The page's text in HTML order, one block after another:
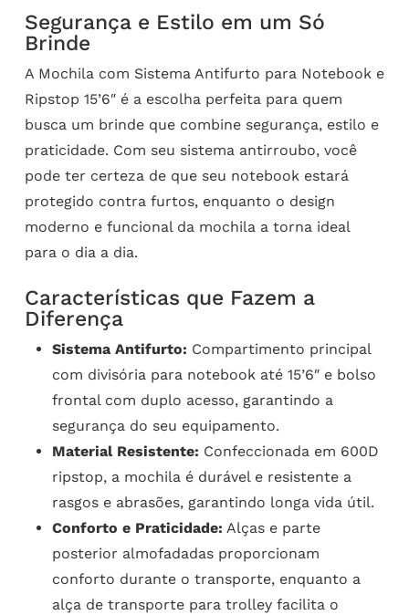
Segurança e Estilo em um Só
Brinde
A Mochila com Sistema Antifurto para Notebook e
Ripstop 15’6″ é a escolha perfeita para quem
busca um brinde que combine segurança, estilo e
praticidade. Com seu sistema antirroubo, você
pode ter certeza de que seu notebook estará
protegido contra furtos, enquanto o design
moderno e funcional da mochila a torna ideal
para o dia a dia.
Características que Fazem a
Diferença
Sistema Antifurto: Compartimento principal
com divisória para notebook até 15’6″ e bolso
frontal com duplo acesso, garantindo a
segurança do seu equipamento.
Material Resistente: Confeccionada em 600D
ripstop, a mochila é durável e resistente a
rasgos e abrasões, garantindo longa vida útil.
Conforto e Praticidade: Alças e parte
posterior almofadadas proporcionam
conforto durante o transporte, enquanto a
alça de transporte para trolley facilita o